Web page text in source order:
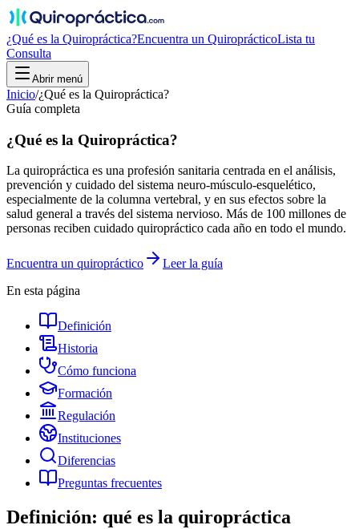
¿Qué es la Quiropráctica?Encuentra un QuiroprácticoLista tu
Consulta
Abrir menú
Inicio/¿Qué es la Quiropráctica?
Guía completa
¿Qué es la Quiropráctica?
La quiropráctica es una profesión sanitaria centrada en el análisis,
prevención y cuidado del sistema neuro-músculo-esquelético,
especialmente de la columna vertebral, y en sus efectos sobre la
salud general a través del sistema nervioso. Más de 100 millones de
personas reciben cuidado quiropráctico cada año en todo el mundo.
Encuentra un quiropráctico
Leer la guía
En esta página
Definición
Historia
Cómo funciona
Formación
Regulación
Instituciones
Diferencias
Preguntas frecuentes
Definición: qué es la quiropráctica